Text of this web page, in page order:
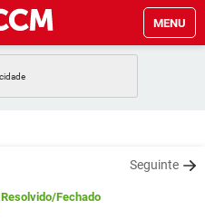
MENU
GMAIL
WHATSAPP
Seguinte
Resolvido/Fechado